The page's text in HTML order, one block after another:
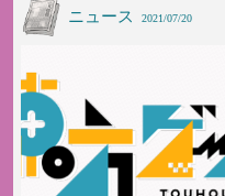
ニュース 2021/07/20